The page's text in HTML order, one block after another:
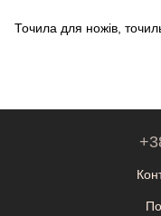
Точила для ножів,